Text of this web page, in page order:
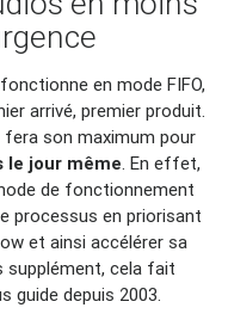
fonctionne en mode FIFO,
arrivé, premier produit.
son maximum pour
le jour même. En effet,
de fonctionnement
processus en priorisant
et ainsi accélérer sa
supplément, cela fait
guide depuis 2003.